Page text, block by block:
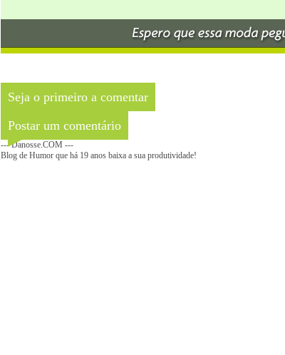
Seja o primeiro a comentar
Postar um comentário
--- Danosse.COM ---
Blog de Humor que há 19 anos baixa a sua produtividade!